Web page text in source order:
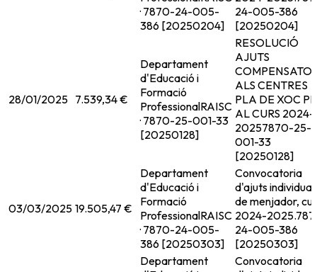
· 7870-24-005-
386 [20250204]
24-005-386
[20250204]
28/01/2025 7.539,34 €
Departament
d'Educació i
Formació
ProfessionalRAISC
· 7870-25-001-33
[20250128]
RESOLUCIÓ
AJUTS
ALS CENTRES
PLA DE XOC
AL CURS 2024-
20257870-25-
001-33
[20250128]
03/03/2025 19.505,47 €
Departament
d'Educació i
Formació
ProfessionalRAISC
· 7870-24-005-
386 [20250303]
Convocatoria
d'ajuts
de menjador,
2024-2025.
24-005-386
[20250303]
Departament
Convocatoria